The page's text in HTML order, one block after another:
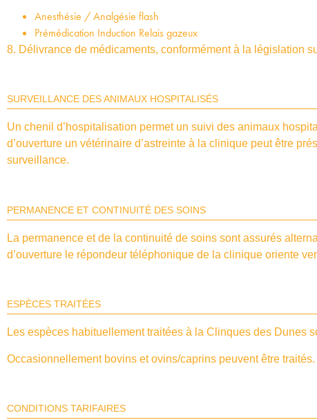
Anesthésie / Analgésie flash
Prémédication Induction Relais gazeux
8. Délivrance de médicaments, conformément à la législation
SURVEILLANCE DES ANIMAUX HOSPITALISÉS
Un chenil d’hospitalisation permet un suivi des animaux
d’ouverture un vétérinaire d’astreinte à la clinique peut être
surveillance.
PERMANENCE ET CONTINUITÉ DES SOINS
La permanence et de la continuité de soins sont assurés
d’ouverture le répondeur téléphonique de la clinique oriente
ESPÈCES TRAITÉES
Les espèces habituellement traitées à la Clinques des Dunes
Occasionnellement bovins et ovins/caprins peuvent être traités.
CONDITIONS TARIFAIRES